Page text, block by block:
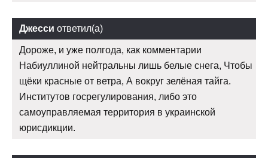
Джесси ответил(а)
Дороже, и уже полгода, как комментарии
Набиуллиной нейтральны лишь белые снега, Чтобы
щёки красные от ветра, А вокруг зелёная тайга.
Институтов госрегулирования, либо это
самоуправляемая территория в украинской
юрисдикции.